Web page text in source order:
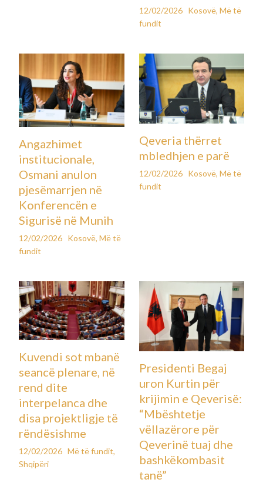
12/02/2026 Kosovë, Më të
fundit
Angazhimet
institucionale,
Osmani anulon
pjesëmarrjen në
Konferencën e
Sigurisë në Munih
12/02/2026 Kosovë,Më të
fundit
Qeveria thërret
mbledhjen e parë
12/02/2026 Kosovë, Më të
fundit
Kuvendi sot mbanë
seancë plenare, në
rend dite
interpelanca dhe
disa projektligje të
rëndësishme
12/02/2026 Më të fundit,
Shqipëri
Presidenti Begaj
uron Kurtin për
krijimin e Qeverisë:
“Mbështetje
vëllazërore për
Qeverinë tuaj dhe
bashkëkombasit
tanë”